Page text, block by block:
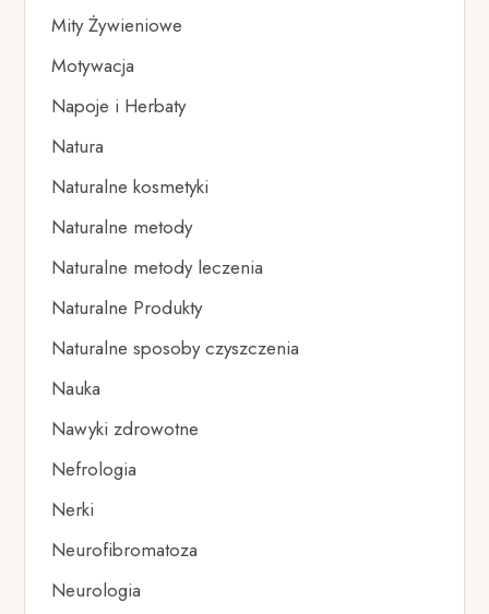
Mity Żywieniowe
Motywacja
Napoje i Herbaty
Natura
Naturalne kosmetyki
Naturalne metody
Naturalne metody leczenia
Naturalne Produkty
Naturalne sposoby czyszczenia
Nauka
Nawyki zdrowotne
Nefrologia
Nerki
Neurofibromatoza
Neurologia